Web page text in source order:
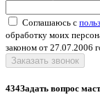
Соглашаюсь с
обработку моих
законом от 27.07.2006
Заказать звонок
434Задать вопрос